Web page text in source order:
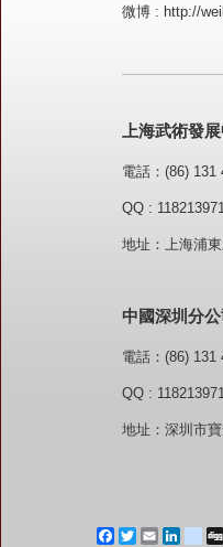
微博 : http://
上海武術發
電話：(86) 131
QQ :
地址：上海浦
中國深圳分公
電話：(86) 131
QQ :
地址：深圳市
Facebook
TwitterEmail LinkedIn